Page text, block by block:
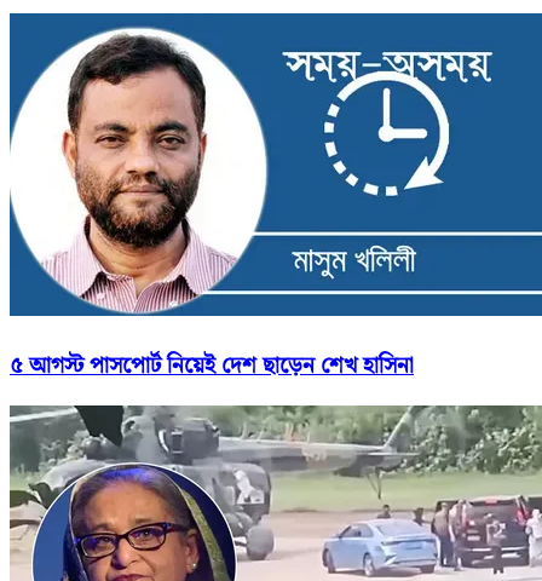
৫ আগস্ট পাসপোর্ট নিয়েই দেশ ছাড়েন শেখ হাসিনা